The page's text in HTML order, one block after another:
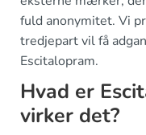
fuld anonymitet. Vi
tredjepart vil få
Escitalopram.
Hvad er
virker det?